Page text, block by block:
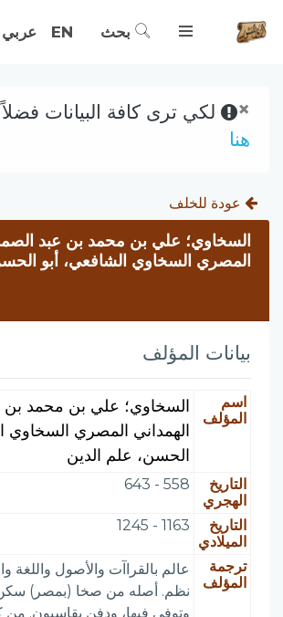
بحث EN عربي
× لكي ترى كافة البيانات
هنا
عودة للخلف
السخاوي؛ علي بن محمد بن عبد
المصري السخاوي الشافعي، أبو
بيانات المؤلف
اسم
المؤلف
السخاوي؛ علي بن محمد بن
الهمداني المصري السخاوي
الحسن، علم الدين
التاريخ
الهجري
558 - 643
التاريخ
الميلادي
1163 - 1245
ترجمة
المؤلف
عالم بالقراآت والأصول واللغة
نظم. أصله من صخا (بمصر)
وتوفي فيها، ودفن بقاسيون. من